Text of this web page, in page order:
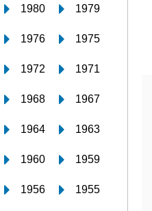
1980 1979
1976 1975
1972 1971
1968 1967
1964 1963
1960 1959
1956 1955